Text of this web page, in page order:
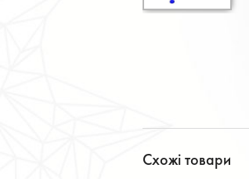
Схожі товари